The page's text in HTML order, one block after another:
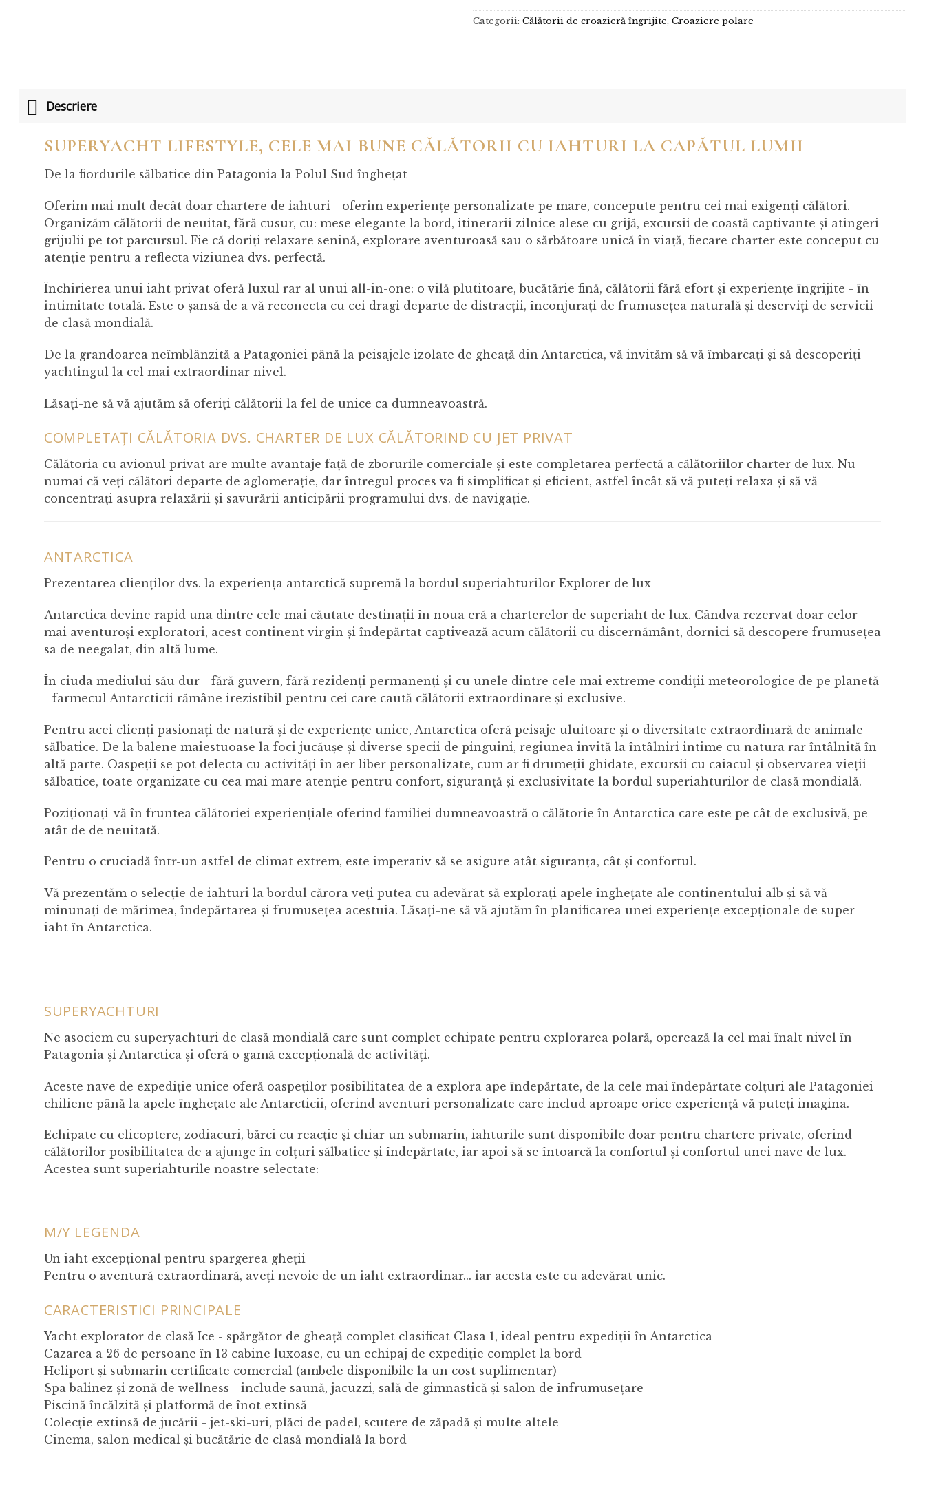
Categorii: Călătorii de croazieră îngrijite, Croaziere polare
Descriere
SUPERYACHT LIFESTYLE, CELE MAI BUNE CĂLĂTORII CU IAHTURI LA CAPĂTUL LUMII
De la fiordurile sălbatice din Patagonia la Polul Sud înghețat
Oferim mai mult decât doar chartere de iahturi - oferim experiențe personalizate pe mare, concepute pentru cei mai exigenți călători.
Organizăm călătorii de neuitat, fără cusur, cu: mese elegante la bord, itinerarii zilnice alese cu grijă, excursii de coastă captivante și atingeri
grijulii pe tot parcursul. Fie că doriți relaxare senină, explorare aventuroasă sau o sărbătoare unică în viață, fiecare charter este conceput cu
atenție pentru a reflecta viziunea dvs. perfectă.
Închirierea unui iaht privat oferă luxul rar al unui all-in-one: o vilă plutitoare, bucătărie fină, călătorii fără efort și experiențe îngrijite - în
intimitate totală. Este o șansă de a vă reconecta cu cei dragi departe de distracții, înconjurați de frumusețea naturală și deserviți de servicii
de clasă mondială.
De la grandoarea neîmblânzită a Patagoniei până la peisajele izolate de gheață din Antarctica, vă invităm să vă îmbarcați și să descoperiți
yachtingul la cel mai extraordinar nivel.
Lăsați-ne să vă ajutăm să oferiți călătorii la fel de unice ca dumneavoastră.
COMPLETAȚI CĂLĂTORIA DVS. CHARTER DE LUX CĂLĂTORIND CU JET PRIVAT
Călătoria cu avionul privat are multe avantaje față de zborurile comerciale și este completarea perfectă a călătoriilor charter de lux. Nu
numai că veți călători departe de aglomerație, dar întregul proces va fi simplificat și eficient, astfel încât să vă puteți relaxa și să vă
concentrați asupra relaxării și savurării anticipării programului dvs. de navigație.
ANTARCTICA
Prezentarea clienților dvs. la experiența antarctică supremă la bordul superiahturilor Explorer de lux
Antarctica devine rapid una dintre cele mai căutate destinații în noua eră a charterelor de superiaht de lux. Cândva rezervat doar celor
mai aventuroși exploratori, acest continent virgin și îndepărtat captivează acum călătorii cu discernământ, dornici să descopere frumusețea
sa de neegalat, din altă lume.
În ciuda mediului său dur - fără guvern, fără rezidenți permanenți și cu unele dintre cele mai extreme condiții meteorologice de pe planetă
- farmecul Antarcticii rămâne irezistibil pentru cei care caută călătorii extraordinare și exclusive.
Pentru acei clienți pasionați de natură și de experiențe unice, Antarctica oferă peisaje uluitoare și o diversitate extraordinară de animale
sălbatice. De la balene maiestuoase la foci jucăușe și diverse specii de pinguini, regiunea invită la întâlniri intime cu natura rar întâlnită în
altă parte. Oaspeții se pot delecta cu activități în aer liber personalizate, cum ar fi drumeții ghidate, excursii cu caiacul și observarea vieții
sălbatice, toate organizate cu cea mai mare atenție pentru confort, siguranță și exclusivitate la bordul superiahturilor de clasă mondială.
Poziționați-vă în fruntea călătoriei experiențiale oferind familiei dumneavoastră o călătorie în Antarctica care este pe cât de exclusivă, pe
atât de de neuitată.
Pentru o cruciadă într-un astfel de climat extrem, este imperativ să se asigure atât siguranța, cât și confortul.
Vă prezentăm o selecție de iahturi la bordul cărora veți putea cu adevărat să explorați apele înghețate ale continentului alb și să vă
minunați de mărimea, îndepărtarea și frumusețea acestuia. Lăsați-ne să vă ajutăm în planificarea unei experiențe excepționale de super
iaht în Antarctica.
SUPERYACHTURI
Ne asociem cu superyachturi de clasă mondială care sunt complet echipate pentru explorarea polară, operează la cel mai înalt nivel în
Patagonia și Antarctica și oferă o gamă excepțională de activități.
Aceste nave de expediție unice oferă oaspeților posibilitatea de a explora ape îndepărtate, de la cele mai îndepărtate colțuri ale Patagoniei
chiliene până la apele înghețate ale Antarcticii, oferind aventuri personalizate care includ aproape orice experiență vă puteți imagina.
Echipate cu elicoptere, zodiacuri, bărci cu reacție și chiar un submarin, iahturile sunt disponibile doar pentru chartere private, oferind
călătorilor posibilitatea de a ajunge în colțuri sălbatice și îndepărtate, iar apoi să se întoarcă la confortul și confortul unei nave de lux.
Acestea sunt superiahturile noastre selectate:
M/Y LEGENDA
Un iaht excepțional pentru spargerea gheții
Pentru o aventură extraordinară, aveți nevoie de un iaht extraordinar... iar acesta este cu adevărat unic.
CARACTERISTICI PRINCIPALE
Yacht explorator de clasă Ice - spărgător de gheață complet clasificat Clasa 1, ideal pentru expediții în Antarctica
Cazarea a 26 de persoane în 13 cabine luxoase, cu un echipaj de expediție complet la bord
Heliport și submarin certificate comercial (ambele disponibile la un cost suplimentar)
Spa balinez și zonă de wellness - include saună, jacuzzi, sală de gimnastică și salon de înfrumusețare
Piscină încălzită și platformă de înot extinsă
Colecție extinsă de jucării - jet-ski-uri, plăci de padel, scutere de zăpadă și multe altele
Cinema, salon medical și bucătărie de clasă mondială la bord